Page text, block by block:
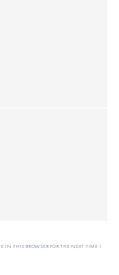
IN THIS BROWSER FOR THE NEXT TIME I